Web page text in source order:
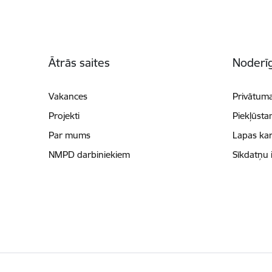
Ātrās saites
Vakances
Projekti
Par mums
NMPD darbiniekiem
Lapas
Sīkdatņu